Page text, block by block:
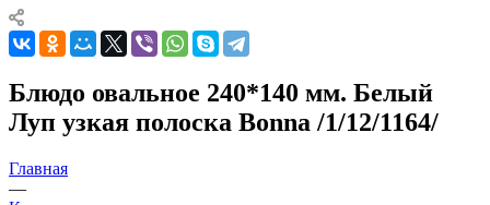
Блюдо овальное 240*140 мм. Белый
Луп узкая полоска Bonna /1/12/1164/
Главная
—